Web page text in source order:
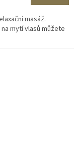
masáž.
mytí vlasů můžete